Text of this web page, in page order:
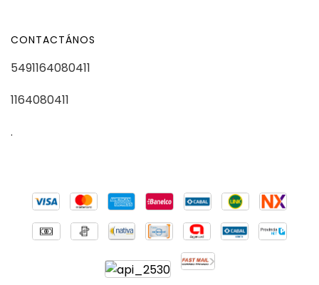
CONTACTÁNOS
5491164080411
1164080411
.